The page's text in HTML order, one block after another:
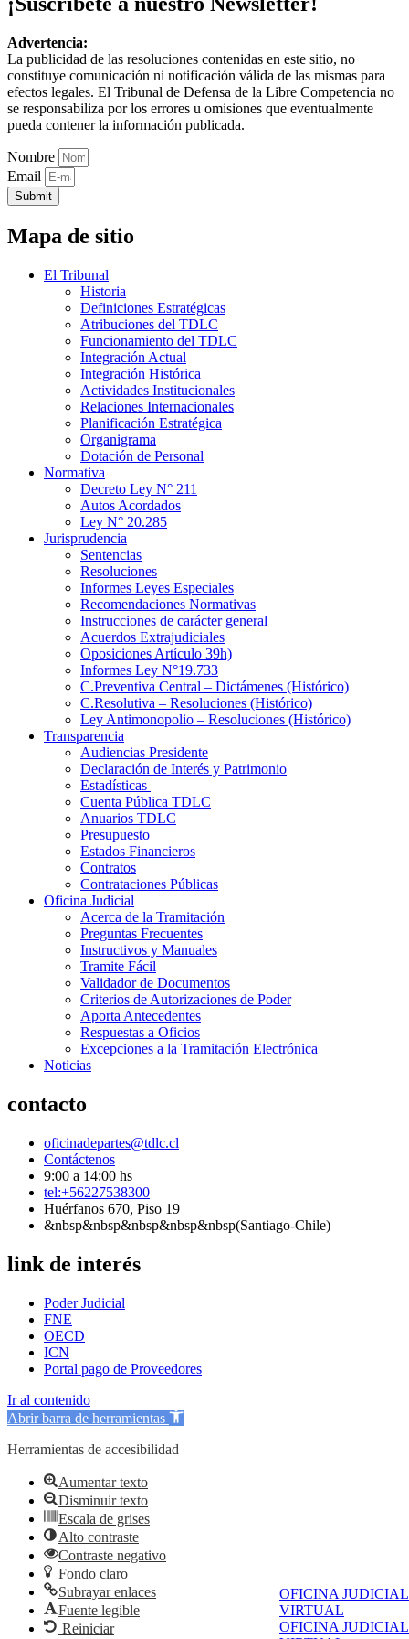
OFICINA JUDICIAL
VIRTUAL
OFICINA JUDICIAL
Advertencia:
La publicidad de las resoluciones contenidas en este sitio, no
constituye comunicación ni notificación válida de las mismas para
efectos legales. El Tribunal de Defensa de la Libre Competencia no
se responsabiliza por los errores u omisiones que eventualmente
pueda contener la información publicada.
Nombre
Email
Submit
Mapa de sitio
El Tribunal
Historia
Definiciones Estratégicas
Atribuciones del TDLC
Funcionamiento del TDLC
Integración Actual
Integración Histórica
Actividades Institucionales
Relaciones Internacionales
Planificación Estratégica
Organigrama
Dotación de Personal
Normativa
Decreto Ley N° 211
Autos Acordados
Ley N° 20.285
Jurisprudencia
Sentencias
Resoluciones
Informes Leyes Especiales
Recomendaciones Normativas
Instrucciones de carácter general
Acuerdos Extrajudiciales
Oposiciones Artículo 39h)
Informes Ley N°19.733
C.Preventiva Central – Dictámenes (Histórico)
C.Resolutiva – Resoluciones (Histórico)
Ley Antimonopolio – Resoluciones (Histórico)
Transparencia
Audiencias Presidente
Declaración de Interés y Patrimonio
Estadísticas
Cuenta Pública TDLC
Anuarios TDLC
Presupuesto
Estados Financieros
Contratos
Contrataciones Públicas
Oficina Judicial
Acerca de la Tramitación
Preguntas Frecuentes
Instructivos y Manuales
Tramite Fácil
Validador de Documentos
Criterios de Autorizaciones de Poder
Aporta Antecedentes
Respuestas a Oficios
Excepciones a la Tramitación Electrónica
Noticias
contacto
oficinadepartes@tdlc.cl
Contáctenos
9:00 a 14:00 hs
tel:+56227538300
Huérfanos 670, Piso 19
&nbsp&nbsp&nbsp&nbsp&nbsp(Santiago-Chile)
link de interés
Poder Judicial
FNE
OECD
ICN
Portal pago de Proveedores
Ir al contenido
Abrir barra de herramientas
Herramientas de accesibilidad
Aumentar texto
Disminuir texto
Escala de grises
Alto contraste
Contraste negativo
Fondo claro
Subrayar enlaces
Fuente legible
Reiniciar